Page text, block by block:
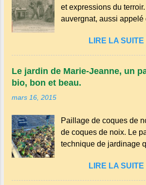
et expressions du
auvergnat, aussi appelé
parlé principalement
certaines parties du
romanes et est classé
et en traditions. Par
des mots typiques
(s'accroupir) ou "aze"
Souvenirs de la langue
particulièrement du
LIRE LA
Le jardin de Marie-Jeanne, un
bio, bon et beau.
mars 16, 2015
Paillage de coques de
de coques de noix. Le
technique de jardinage
organiques, minéraux
pour le protéger et
LIRE LA